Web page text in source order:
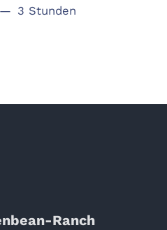
3 Stunden
Ranch